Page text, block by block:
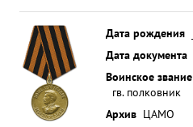
Дата рождения
Дата документа
Воинское звание
гв. полковник
Архив ЦАМО